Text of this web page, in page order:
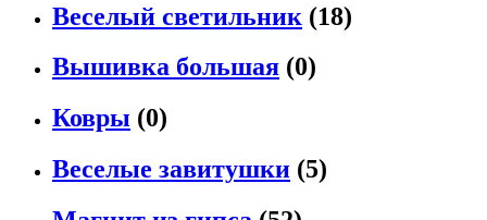
Веселый светильник (18)
Вышивка большая (0)
Ковры (0)
Веселые завитушки (5)